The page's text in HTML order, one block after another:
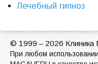
Лечебный гипноз
© 1999 – 2026 Клиника
При любом